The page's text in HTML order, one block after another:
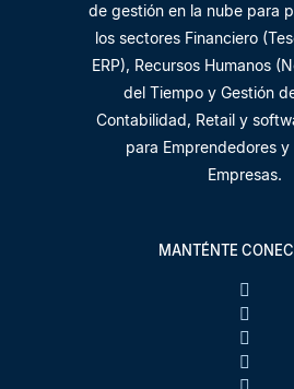
de gestión en la nube para
los sectores Financiero
ERP), Recursos Humanos
del Tiempo y Gestión
Contabilidad, Retail y
para Emprendedores y
Empresas.
MANTÉNTE